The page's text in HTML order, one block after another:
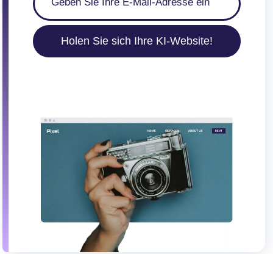
Holen Sie sich Ihre KI-Website!